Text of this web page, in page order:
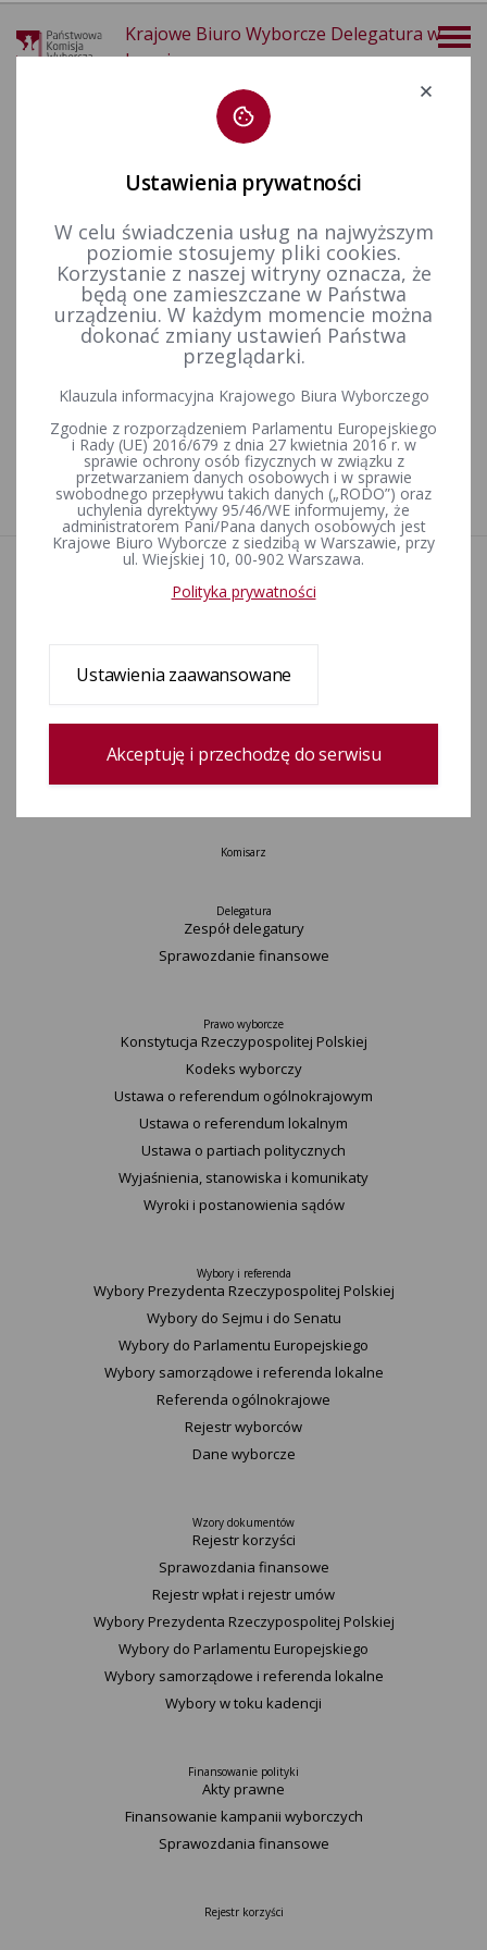
Krajowe Biuro Wyborcze Delegatura w
Legnicy
Wybory w toku kadencji
1
Informacje
Postanowienia
Okręgi wyborcze i obwody głosowania
Konkurs „Wybieram Wybory”
Archiwum
Komisarz
Delegatura
Zespół delegatury
Sprawozdanie finansowe
Prawo wyborcze
Konstytucja Rzeczypospolitej Polskiej​
Kodeks wyborczy
Ustawa o referendum ogólnokrajowym
Ustawa o referendum lokalnym
Ustawa o partiach politycznych
Wyjaśnienia, stanowiska i komunikaty
Wyroki i postanowienia sądów
Wybory i referenda
Wybory Prezydenta Rzeczypospolitej Polskiej
Wybory do Sejmu i do Senatu
Wybory do Parlamentu Europejskiego
Wybory samorządowe i referenda lokalne
Referenda ogólnokrajowe
Rejestr wyborców
Dane wyborcze
Wzory dokumentów
Rejestr korzyści
Sprawozdania finansowe
Rejestr wpłat i rejestr umów
Wybory Prezydenta Rzeczypospolitej Polskiej
Wybory do Parlamentu Europejskiego
Wybory samorządowe i referenda lokalne
Wybory w toku kadencji
Finansowanie polityki
Akty prawne
Finansowanie kampanii wyborczych
Sprawozdania finansowe
Rejestr korzyści
Ustawienia prywatności
W celu świadczenia usług na najwyższym
poziomie stosujemy pliki cookies.
Korzystanie z naszej witryny oznacza, że
będą one zamieszczane w Państwa
urządzeniu. W każdym momencie można
dokonać zmiany ustawień Państwa
przeglądarki.
Klauzula informacyjna Krajowego Biura Wyborczego
Zgodnie z rozporządzeniem Parlamentu Europejskiego
i Rady (UE) 2016/679 z dnia 27 kwietnia 2016 r. w
sprawie ochrony osób fizycznych w związku z
przetwarzaniem danych osobowych i w sprawie
swobodnego przepływu takich danych („RODO”) oraz
uchylenia dyrektywy 95/46/WE informujemy, że
administratorem Pani/Pana danych osobowych jest
Krajowe Biuro Wyborcze z siedzibą w Warszawie, przy
ul. Wiejskiej 10, 00-902 Warszawa.
Polityka prywatności
Ustawienia zaawansowane
Akceptuję i przechodzę do serwisu